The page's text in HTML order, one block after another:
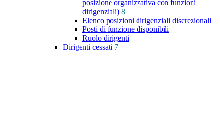
posizione organizzativa con funzioni
dirigenziali) 8
Elenco posizioni dirigenziali discrezionali
Posti di funzione disponibili
Ruolo dirigenti
Dirigenti cessati 7